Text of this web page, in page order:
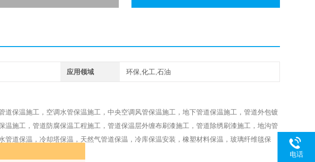
应用领域 环保,化工,石油
道保温施工，空调水管保温施工，中央空调风管保温施工，地下管道保温施工，管道外包镀
温施工，管道防腐保温工程施工，管道保温层外缠布刷漆施工，管道除绣刷漆施工，地沟管
管道保温，冷却塔保温，天然气管道保温，冷库保温安装，橡塑材料保温，玻璃纤维毯保
电话